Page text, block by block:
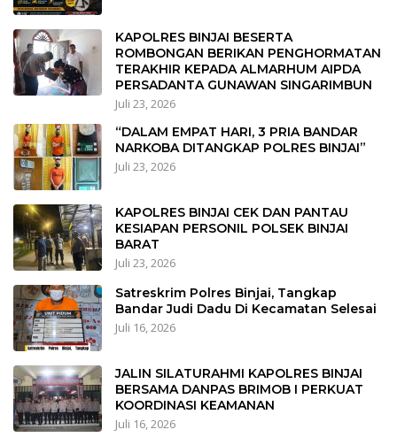
KAPOLRES BINJAI BESERTA
ROMBONGAN BERIKAN PENGHORMATAN
TERAKHIR KEPADA ALMARHUM AIPDA
PERSADANTA GUNAWAN SINGARIMBUN
Juli 23, 2026
“DALAM EMPAT HARI, 3 PRIA BANDAR
NARKOBA DITANGKAP POLRES BINJAI”
Juli 23, 2026
KAPOLRES BINJAI CEK DAN PANTAU
KESIAPAN PERSONIL POLSEK BINJAI
BARAT
Juli 23, 2026
Satreskrim Polres Binjai, Tangkap
Bandar Judi Dadu Di Kecamatan Selesai
Juli 16, 2026
JALIN SILATURAHMI KAPOLRES BINJAI
BERSAMA DANPAS BRIMOB I PERKUAT
KOORDINASI KEAMANAN
Juli 16, 2026